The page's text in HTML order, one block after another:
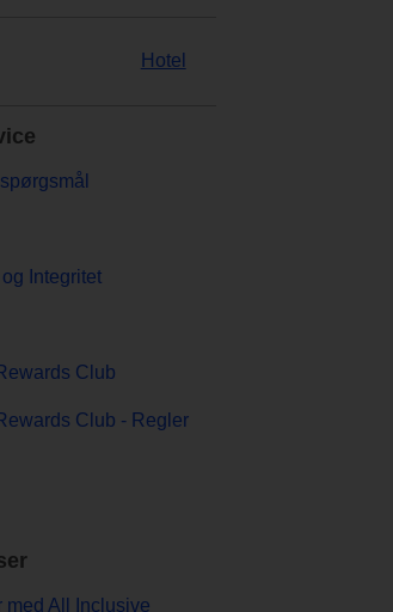
Hotel
Integritet
Club
Club - Regler
med All Inclusive